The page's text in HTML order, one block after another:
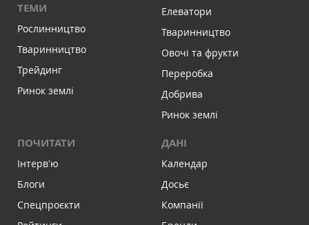
ТЕМИ
Рослинництво
Тваринництво
Трейдинг
Ринок землі
Елеватори
Тваринництво
Овочі та фрукти
Переробка
Добрива
Ринок землі
ПОЧИТАТИ
Інтервʼю
Блоги
Спецпроєкти
ДАНІ
Календар
Досьє
Компанії